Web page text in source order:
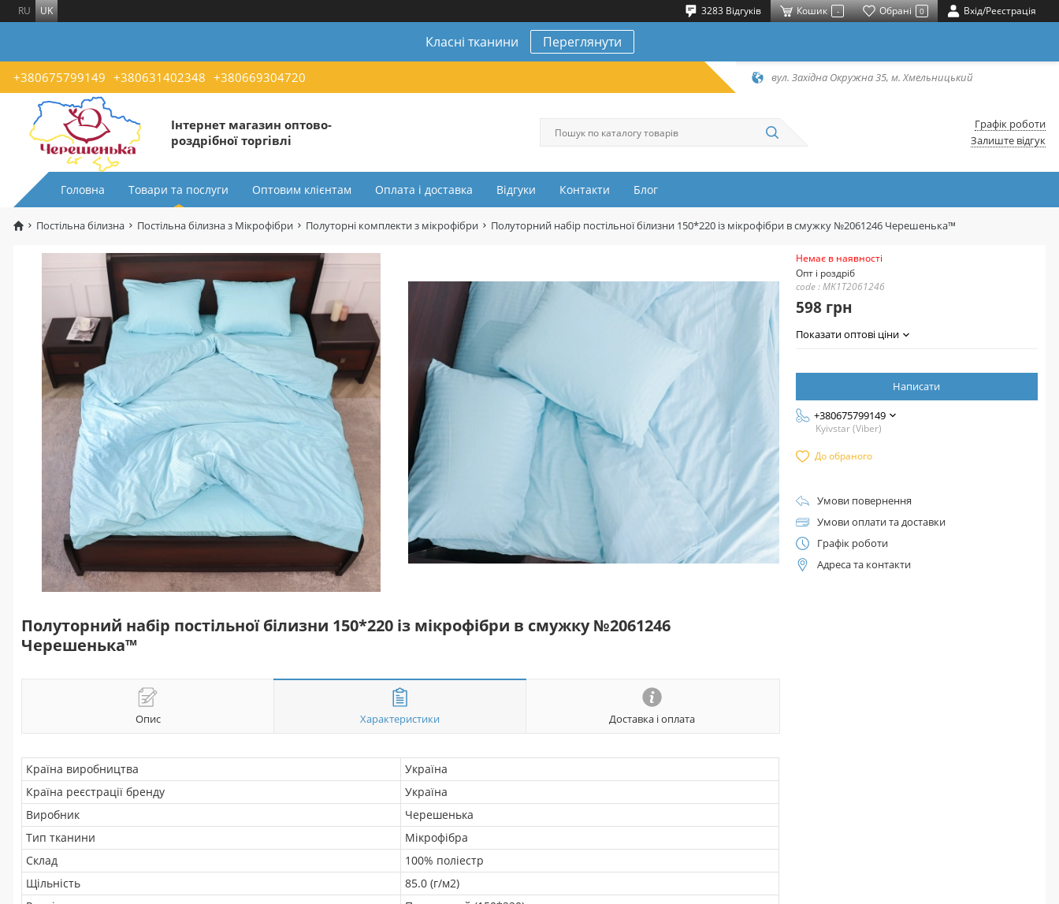
RU UK 3283 Відгуків Кошик - Обрані 0 Вхід/Реєстрація
Класні тканини Переглянути
+380675799149 +380631402348 +380669304720 вул. Західна Окружна 35, м. Хмельницький
Інтернет магазин оптово-
роздрібної торгівлі
Графік роботи
Залиште відгук
Головна Товари та послуги Оптовим клієнтам Оплата і доставка Відгуки Контакти Блог
Постільна білизна Постільна білизна з Мікрофібри Полуторні комплекти з мікрофібри Полуторний набір постільної білизни 150*220 із мікрофібри в смужку №2061246 Черешенька™
Полуторний набір постільної білизни 150*220 із мікрофібри в смужку №2061246
Черешенька™
Опис Характеристики Доставка і оплата
Країна виробництва
Україна
Країна реєстрації бренду
Україна
Виробник
Черешенька
Тип тканини
Мікрофібра
Склад
100% поліестр
Щільність
85.0 (г/м2)
Немає в наявності
Опт і роздріб
code : MK1T2061246
598 грн
Показати оптові ціни
Написати
+380675799149
Kyivstar (Viber)
До обраного
Умови повернення
Умови оплати та доставки
Графік роботи
Адреса та контакти